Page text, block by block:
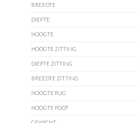
BREEDTE
DIEPTE
HOOGTE
HOOGTE ZITTING
DIEPTE ZITTING
BREEDTE ZITTING
HOOGTE RUG
HOOGTE POOT